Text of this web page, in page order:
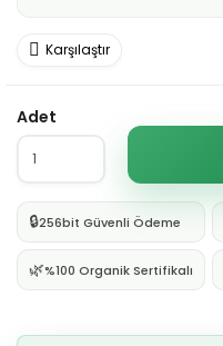
Karşılaştır
Adet
🔒256bit Güvenli Ödeme
🌿%100 Organik Sertifikalı